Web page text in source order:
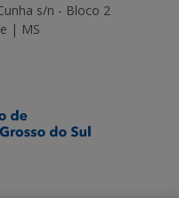
s/n - Bloco 2
| MS